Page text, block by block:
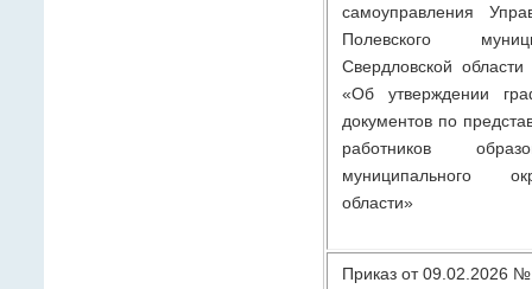
самоуправления
Полевского
Свердловской
«Об утверждении
документов по
работников
муниципального
области»
Приказ от 09.02.2026